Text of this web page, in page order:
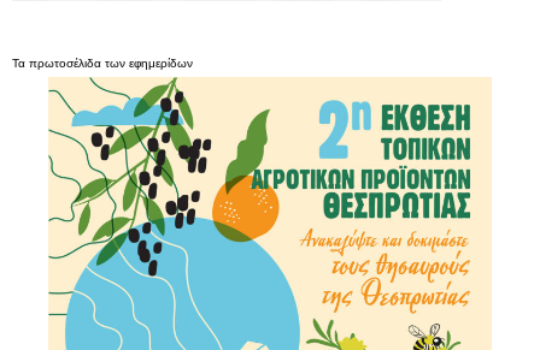
Τα πρωτοσέλιδα των εφημερίδων